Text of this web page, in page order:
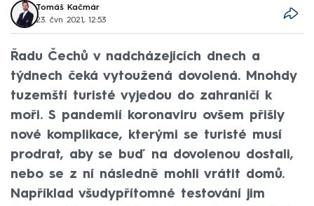
Tomáš Kačmár
23. čvn 2021, 12:53
Řadu Čechů v nadcházejících dnech a
týdnech čeká vytoužená dovolená. Mnohdy
tuzemští turisté vyjedou do zahraničí k
moři. S pandemií koronaviru ovšem přišly
nové komplikace, kterými se turisté musí
prodrat, aby se buď na dovolenou dostali,
nebo se z ní následně mohli vrátit domů.
Například všudypřítomné testování jim